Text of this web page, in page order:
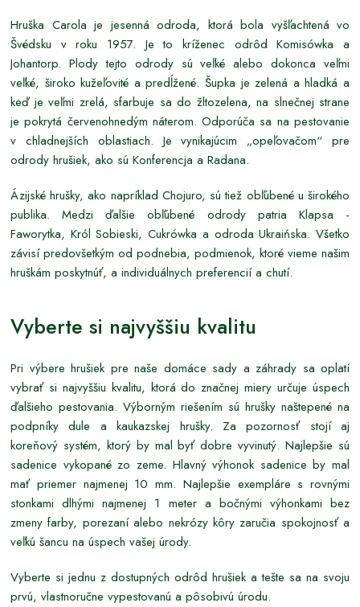
Hruška Carola je jesenná odroda, ktorá bola vyšľachtená vo
Švédsku v roku 1957. Je to kríženec odrôd Komisówka a
Johantorp. Plody tejto odrody sú veľké alebo dokonca veľmi
veľké, široko kužeľovité a predĺžené. Šupka je zelená a hladká a
keď je veľmi zrelá, sfarbuje sa do žltozelena, na slnečnej strane
je pokrytá červenohnedým náterom. Odporúča sa na pestovanie
v chladnejších oblastiach. Je vynikajúcim „opeľovačom“ pre
odrody hrušiek, ako sú Konferencja a Radana.
Ázijské hrušky, ako napríklad Chojuro, sú tiež obľúbené u širokého
publika. Medzi ďalšie obľúbené odrody patria Klapsa -
Faworytka, Król Sobieski, Cukrówka a odroda Ukraińska. Všetko
závisí predovšetkým od podnebia, podmienok, ktoré vieme našim
hruškám poskytnúť, a individuálnych preferencií a chutí.
Vyberte si najvyššiu kvalitu
Pri výbere hrušiek pre naše domáce sady a záhrady sa oplatí
vybrať si najvyššiu kvalitu, ktorá do značnej miery určuje úspech
ďalšieho pestovania. Výborným riešením sú hrušky naštepené na
podpníky dule a kaukazskej hrušky. Za pozornosť stojí aj
koreňový systém, ktorý by mal byť dobre vyvinutý. Najlepšie sú
sadenice vykopané zo zeme. Hlavný výhonok sadenice by mal
mať priemer najmenej 10 mm. Najlepšie exempláre s rovnými
stonkami dlhými najmenej 1 meter a bočnými výhonkami bez
zmeny farby, porezaní alebo nekrózy kôry zaručia spokojnosť a
veľkú šancu na úspech vašej úrody.
Vyberte si jednu z dostupných odrôd hrušiek a tešte sa na svoju
prvú, vlastnoručne vypestovanú a pôsobivú úrodu.